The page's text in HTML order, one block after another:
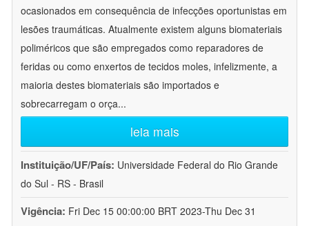
ocasionados em consequência de infecções oportunistas em
lesões traumáticas. Atualmente existem alguns biomateriais
poliméricos que são empregados como reparadores de
feridas ou como enxertos de tecidos moles, infelizmente, a
maioria destes biomateriais são importados e
sobrecarregam o orça...
leia mais
Instituição/UF/País: Universidade Federal do Rio Grande
do Sul - RS - Brasil
Vigência: Fri Dec 15 00:00:00 BRT 2023-Thu Dec 31